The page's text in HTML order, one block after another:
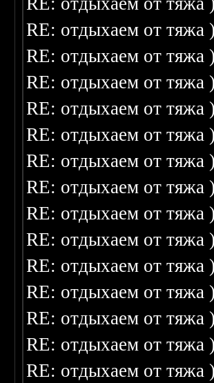
RE: отдыхаем от тяжа
RE: отдыхаем от тяжа
RE: отдыхаем от тяжа
RE: отдыхаем от тяжа
RE: отдыхаем от тяжа
RE: отдыхаем от тяжа
RE: отдыхаем от тяжа
RE: отдыхаем от тяжа
RE: отдыхаем от тяжа
RE: отдыхаем от тяжа
RE: отдыхаем от тяжа
RE: отдыхаем от тяжа
RE: отдыхаем от тяжа
RE: отдыхаем от тяжа